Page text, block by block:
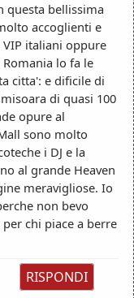
questa bellissima
accoglienti e
italiani oppure
lo fa le
citta': e dificile di
di quasi 100
opure al
sono molto
i DJ e la
al grande Heaven
meravigliose. Io
non bevo
chi piace a berre
RISPONDI